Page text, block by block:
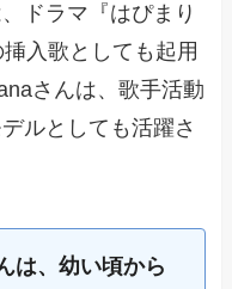
ドラマ『はぴまり
入歌としても起用
さんは、歌手活動
ルとしても活躍さ
は、幼い頃から